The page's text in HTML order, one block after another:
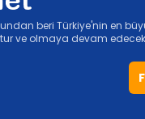
beri Türkiye'nin en
ve olmaya devam